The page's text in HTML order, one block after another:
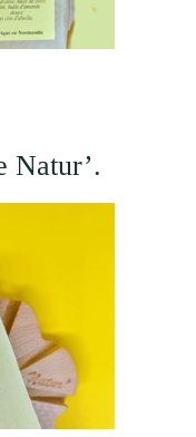
Natur’.